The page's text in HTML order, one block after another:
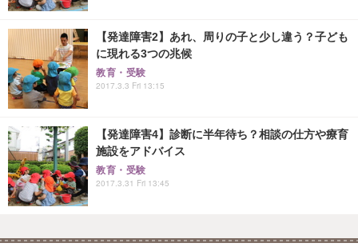
【発達障害2】あれ、周りの子と少し違う？子ども
に現れる3つの兆候
教育・受験
2017.3.3 Fri 13:15
【発達障害4】診断に半年待ち？相談の仕方や療育
施設をアドバイス
教育・受験
2017.3.31 Fri 13:45